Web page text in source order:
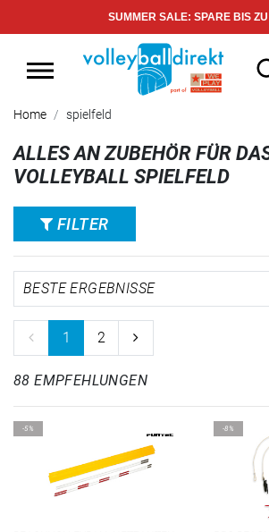
SUMMER SALE: SPARE BIS
Home spielfeld
ALLES AN ZUBEHÖR FÜR
VOLLEYBALL SPIELFELD
FILTER
1 2
88 EMPFEHLUNGEN
-5% -8%